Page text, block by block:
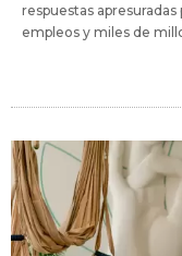
respuestas
empleos y miles de